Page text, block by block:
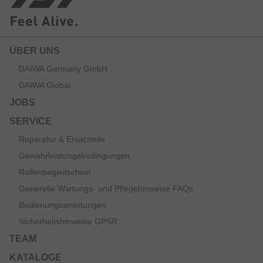
Spule/Bremse vollständig zu blockieren.
ÜBER UNS
DAIWA Germany GmbH
DAIWA Global
JOBS
SERVICE
Reparatur & Ersatzteile
Gewährleistungsbedingungen
Rollenbegleitschein
Generelle Wartungs- und Pflegehinweise FAQs
Bedienungsanleitungen
Sicherheitshinweise GPSR
TEAM
KATALOGE